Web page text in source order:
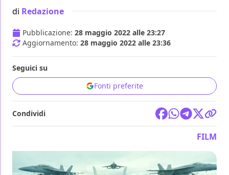
di Redazione
Pubblicazione: 28 maggio 2022 alle 23:27
Aggiornamento: 28 maggio 2022 alle 23:36
Seguici su
Fonti preferite
Condividi
FILM